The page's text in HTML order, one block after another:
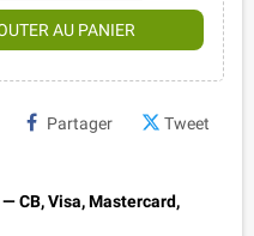
AU PANIER
Partager Tweet
CB, Visa, Mastercard,